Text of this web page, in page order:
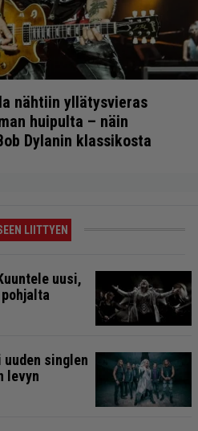
nähtiin yllätysvieras
huipulta – näin
Dylanin klassikosta
LIITTYEN
uusi,
singlen
levyn